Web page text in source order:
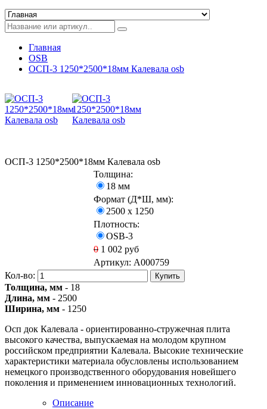
Главная
OSB
ОСП-3 1250*2500*18мм Калевала osb
ОСП-3 1250*2500*18мм Калевала osb
Толщина:
18 мм
Формат (Д*Ш, мм):
2500 х 1250
Плотность:
OSB-3
0 1 002 руб
Артикул: A000759
Кол-во:
Купить
Толщина, мм - 18
Длина, мм - 2500
Ширина, мм - 1250
Осп док Калевала - ориентированно-стружечная плита
высокого качества, выпускаемая на молодом крупном
российском предприятии Калевала. Высокие технические
характеристики материала обусловлены использованием
немецкого производственного оборудования новейшего
поколения и применением инновационных технологий.
Описание